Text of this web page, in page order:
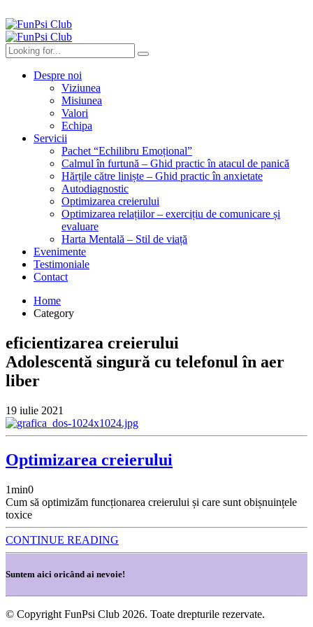
Despre noi
Viziunea
Misiunea
Valori
Echipa
Servicii
Pachet “Echilibru Emoțional”
Calmul în furtună – Ghid practic în atacul de panică
Hărțile către liniște – Ghid practic în anxietate
Autodiagnostic
Optimizarea creierului
Optimizarea relațiilor – exercițiu de comunicare și
evaluare
Harta Mentală – Stil de viață
Evenimente
Testimoniale
Contact
Home
Category
eficientizarea creierului
Adolescentă singură cu telefonul în aer
liber
19 iulie 2021
Optimizarea creierului
1min0
Cum să optimizăm funcționarea creierului și care sunt obișnuințele
toxice
CONTINUE READING
Suntem aici oricând ai nevoie!
© Copyright FunPsi Club 2026. Toate drepturile rezervate.